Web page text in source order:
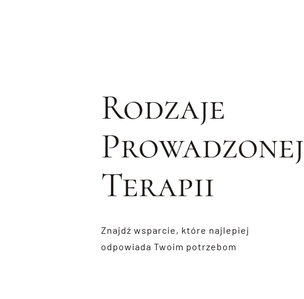
Rodzaje
Prowadzonej
Terapii
Znajdź wsparcie, które najlepiej
odpowiada Twoim potrzebom